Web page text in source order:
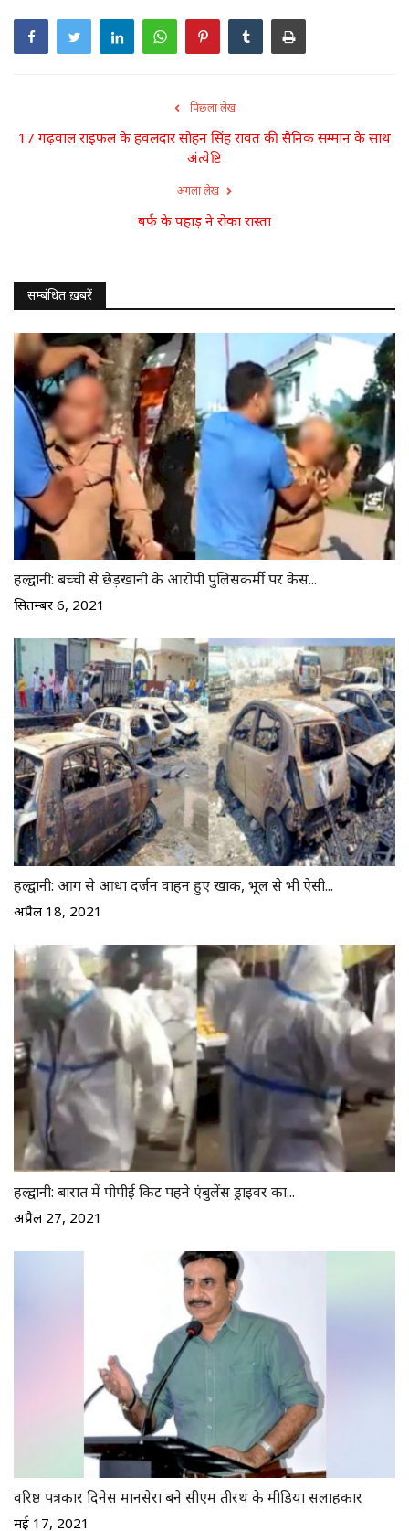
म्यार पहाड़-त्यार पहाड़
पिछला लेख
17 गढ़वाल राइफल के हवलदार सोहन सिंह रावत की सैनिक सम्मान के साथ
अंत्येष्टि
अगला लेख
बर्फ के पहाड़ ने रोका रास्ता
सम्बंधित ख़बरें
हल्द्वानी: बच्ची से छेड़खानी के आरोपी पुलिसकर्मी पर केस...
सितम्बर 6, 2021
हल्द्वानी: आग से आधा दर्जन वाहन हुए खाक, भूल से भी ऐसी...
अप्रैल 18, 2021
हल्द्वानी: बारात में पीपीई किट पहने एंबुलेंस ड्राइवर का...
अप्रैल 27, 2021
वरिष्ठ पत्रकार दिनेस मानसेरा बने सीएम तीरथ के मीडिया सलाहकार
मई 17, 2021